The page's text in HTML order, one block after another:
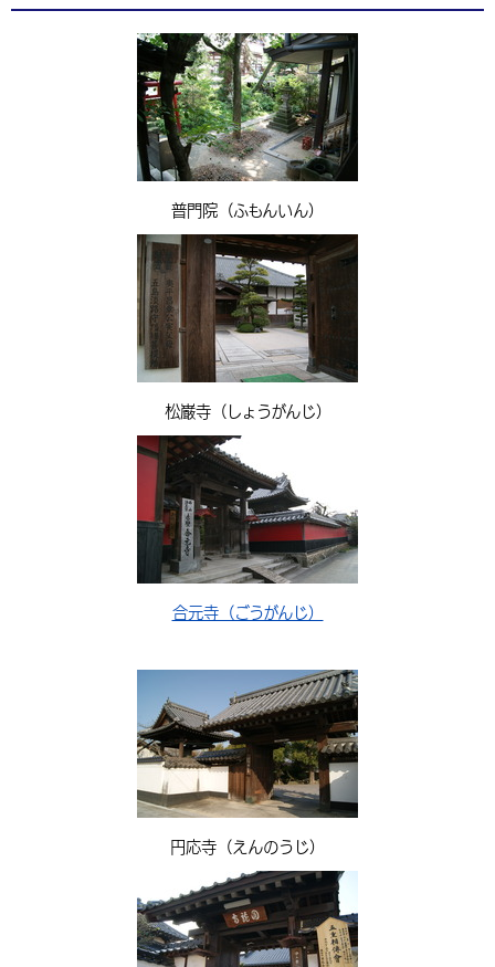
普門院（ふもんいん）
松巌寺（しょうがんじ）
合元寺（ごうがんじ）
円応寺（えんのうじ）